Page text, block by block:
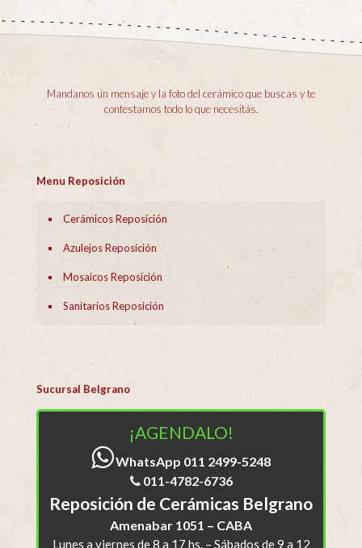
Mandanos un mensaje y la foto del cerámico que buscas y te
contestamos todo lo que necesitás.
Menu Reposición
Cerámicos Reposición
Azulejos Reposición
Mosaicos Reposición
Sanitarios Reposición
Sucursal Belgrano
¡AGENDALO!
WhatsApp 011 2499-5248
011-4782-6736
Reposición de Cerámicas Belgrano
Amenabar 1051 – CABA
Lunes a viernes de 8 a 17 hs. – Sábados de 9 a 12